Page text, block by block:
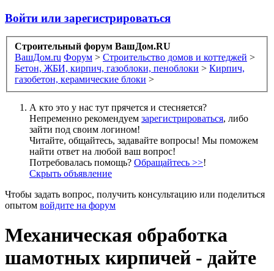
Войти или зарегистрироваться
Строительный форум ВашДом.RU
ВашДом.ru Форум > Строительство домов и коттеджей >
Бетон, ЖБИ, кирпич, газоблоки, пеноблоки > Кирпич,
газобетон, керамические блоки >
А кто это у нас тут прячется и стесняется?
Непременно рекомендуем зарегистрироваться, либо
зайти под своим логином!
Читайте, общайтесь, задавайте вопросы! Мы поможем
найти ответ на любой ваш вопрос!
Потребовалась помощь? Обращайтесь >>!
Скрыть объявление
Чтобы задать вопрос, получить консультацию или поделиться
опытом войдите на форум
Механическая обработка
шамотных кирпичей - дайте